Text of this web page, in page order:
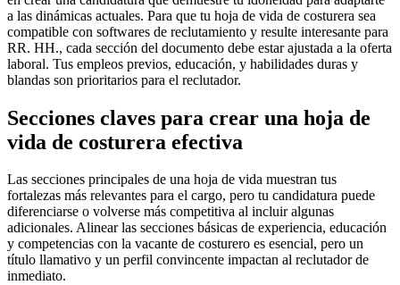
a las dinámicas actuales. Para que tu hoja de vida de costurera sea
compatible con softwares de reclutamiento y resulte interesante para
RR. HH., cada sección del documento debe estar ajustada a la oferta
laboral. Tus empleos previos, educación, y habilidades duras y
blandas son prioritarios para el reclutador.
Secciones claves para crear una hoja de
vida de costurera efectiva
Las secciones principales de una hoja de vida muestran tus
fortalezas más relevantes para el cargo, pero tu candidatura puede
diferenciarse o volverse más competitiva al incluir algunas
adicionales. Alinear las secciones básicas de experiencia, educación
y competencias con la vacante de costurero es esencial, pero un
título llamativo y un perfil convincente impactan al reclutador de
inmediato.